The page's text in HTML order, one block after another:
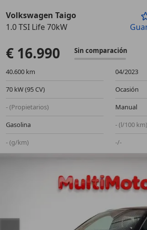
Anterior
Volkswagen Taigo
1.0 TSI Life 70kW
€ 16.990 Sin comparación
40.600 km
04/2023
70 kW (95 CV)
Ocasión
- (Propietarios)
Manual
Gasolina
- (l/100 km)
- (g/km)
-/-